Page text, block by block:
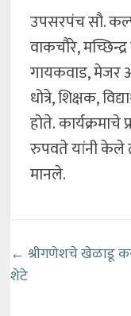
उपसरपंच सौ.
वाकचौरे,
गायकवाड, मेजर
धोत्रे, शिक्षक,
होते.
रुपवते यांनी केले
मानले.
← श्रीगणेशचे खेळाडू
शेटे